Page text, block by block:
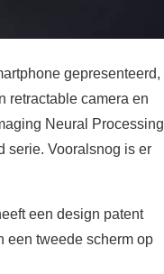
gepresenteerd,
retractable camera en
Neural Processing
serie. Vooralsnog is er
een design patent
een tweede scherm op